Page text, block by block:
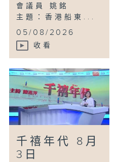
會議員 姚銘
主題：香港船東...
05/08/2026
收看
千禧年代 8月
3日